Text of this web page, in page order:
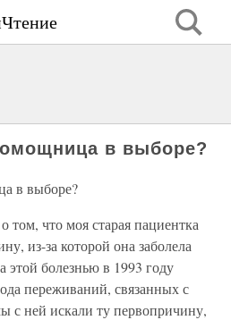
в выборе?
в выборе?
том, что моя старая пациентка
из-за которой она заболела
этой болезнью в 1993 году
переживаний, связанных с
с ней искали ту первопричину,